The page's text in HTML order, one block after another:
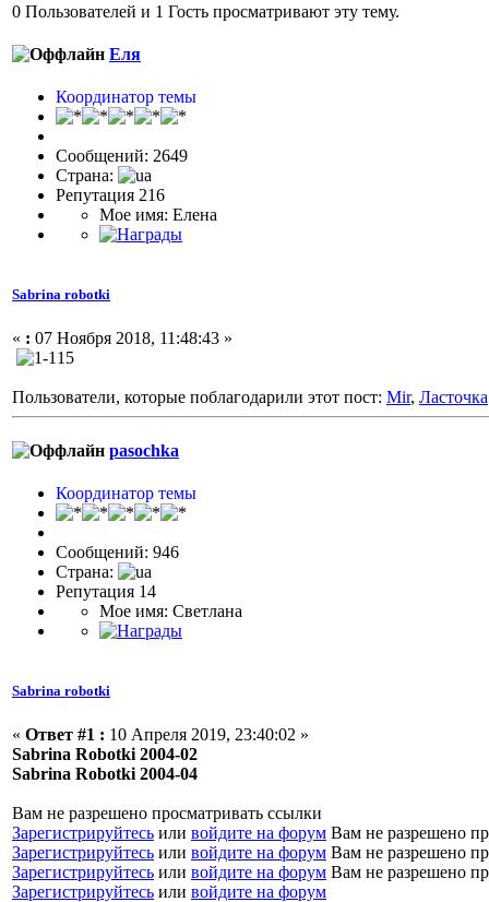
0 Пользователей и 1 Гость просматривают эту тему.
Еля
Координатор темы
Сообщений: 2649
Страна:
Репутация 216
Мое имя: Елена
Sabrina robotki
« : 07 Ноября 2018, 11:48:43 »
Пользователи, которые поблагодарили этот пост: Mir, Ласточка
pasochka
Координатор темы
Сообщений: 946
Страна:
Репутация 14
Мое имя: Светлана
Sabrina robotki
« Ответ #1 : 10 Апреля 2019, 23:40:02 »
Sabrina Robotki 2004-02
Sabrina Robotki 2004-04
Вам не разрешено просматривать ссылки
Зарегистрируйтесь или войдите на форум Вам не разрешено
Зарегистрируйтесь или войдите на форум Вам не разрешено
Зарегистрируйтесь или войдите на форум Вам не разрешено
Зарегистрируйтесь или войдите на форум